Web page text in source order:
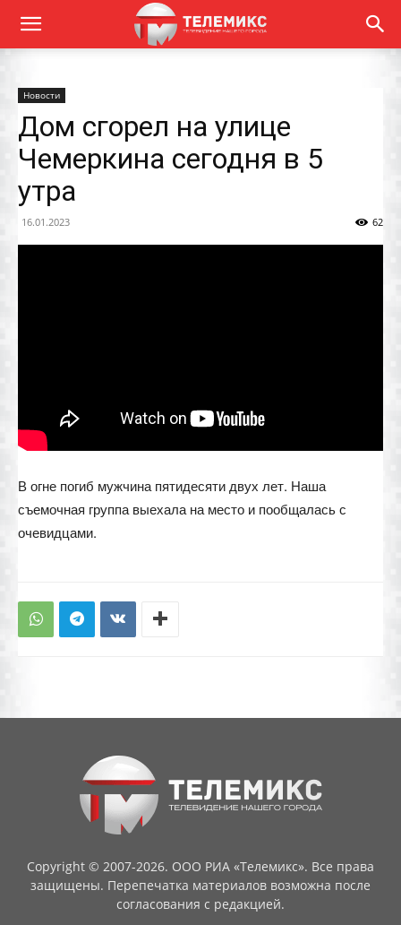
Новости
Дом сгорел на улице
Чемеркина сегодня в 5
утра
16.01.2023 62
В огне погиб мужчина пятидесяти двух лет. Наша
съемочная группа выехала на место и пообщалась с
очевидцами.
Copyright © 2007-2026. ООО РИА «Телемикс». Все права
защищены. Перепечатка материалов возможна после
согласования с редакцией.